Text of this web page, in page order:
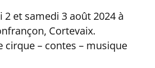
2 et samedi 3 août 2024 à
Cortevaix.
cirque – contes – musique